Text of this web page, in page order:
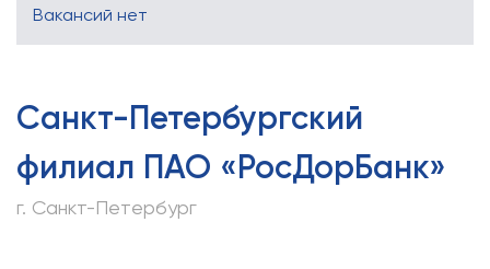
Вакансий нет
Санкт-Петербургский
филиал ПАО «РосДорБанк»
г. Санкт-Петербург